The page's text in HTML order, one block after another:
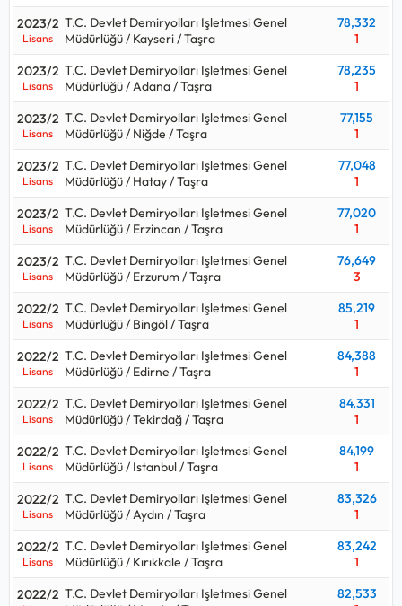
bakıldığındaLisansmezunlarından alımlar yapıldığı
görülüyor.
Tren Teşkil Memurukadrosu hangi puan türünden alıyor
Lisans düzeyinde alım yaparsa:Kpss P3
Önlisans düzeyinde alım yaparsa:
Ortaöğretim düzeyinde alım yaparsa:Kpss P94
Teşkil Memuru için kaç puan gerekir, kpss Tren Teşkil Memuru
kontenjanı ne kadar sorularının cevaplarını aşağıdaki tabloda
bulabilirsiniz.
65.000 TLolup, 2026 Ocak genel idari hizmetler net
başlangıç maaşıdır.
2023/2
Lisans
T.C. Devlet Demiryolları Işletmesi Genel
Müdürlüğü / Kayseri / Taşra
78,332
1
2023/2
Lisans
T.C. Devlet Demiryolları Işletmesi Genel
Müdürlüğü / Adana / Taşra
78,235
1
2023/2
Lisans
T.C. Devlet Demiryolları Işletmesi Genel
Müdürlüğü / Niğde / Taşra
77,155
1
2023/2
Lisans
T.C. Devlet Demiryolları Işletmesi Genel
Müdürlüğü / Hatay / Taşra
77,048
1
2023/2
Lisans
T.C. Devlet Demiryolları Işletmesi Genel
Müdürlüğü / Erzincan / Taşra
77,020
1
2023/2
Lisans
T.C. Devlet Demiryolları Işletmesi Genel
Müdürlüğü / Erzurum / Taşra
76,649
3
2022/2
Lisans
T.C. Devlet Demiryolları Işletmesi Genel
Müdürlüğü / Bingöl / Taşra
85,219
1
2022/2
Lisans
T.C. Devlet Demiryolları Işletmesi Genel
Müdürlüğü / Edirne / Taşra
84,388
1
2022/2
Lisans
T.C. Devlet Demiryolları Işletmesi Genel
Müdürlüğü / Tekirdağ / Taşra
84,331
1
2022/2
Lisans
T.C. Devlet Demiryolları Işletmesi Genel
Müdürlüğü / Istanbul / Taşra
84,199
1
2022/2
Lisans
T.C. Devlet Demiryolları Işletmesi Genel
Müdürlüğü / Aydın / Taşra
83,326
1
2022/2
Lisans
T.C. Devlet Demiryolları Işletmesi Genel
Müdürlüğü / Kırıkkale / Taşra
83,242
1
2022/2 T.C. Devlet Demiryolları Işletmesi Genel
82,533